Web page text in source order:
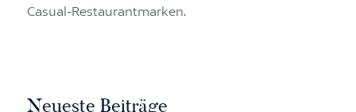
Casual-Restaurantmarken.
Neueste Beiträge